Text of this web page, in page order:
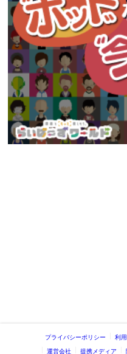
プライバシーポリシー 利
運営会社 提携メディア